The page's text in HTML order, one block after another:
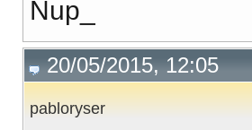
Nup_
20/05/2015, 12:05
pabloryser